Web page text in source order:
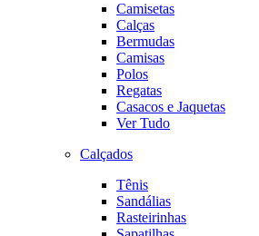
Camisetas
Calças
Bermudas
Camisas
Polos
Regatas
Casacos e Jaquetas
Ver Tudo
Calçados
Tênis
Sandálias
Rasteirinhas